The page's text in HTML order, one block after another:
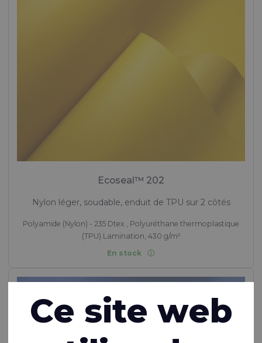
Ecoseal™ 202
Nylon léger, soudable, enduit de TPU sur 2 côtés
Polyamide (Nylon) - 235 Dtex , Polyuréthane thermoplastique
(TPU) Lamination, 430 g/m²
En stock
Ce site web